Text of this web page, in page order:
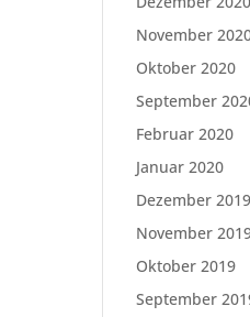
November
Oktober 2020
September
Februar 2020
Januar 2020
Dezember 2019
November
Oktober 2019
September